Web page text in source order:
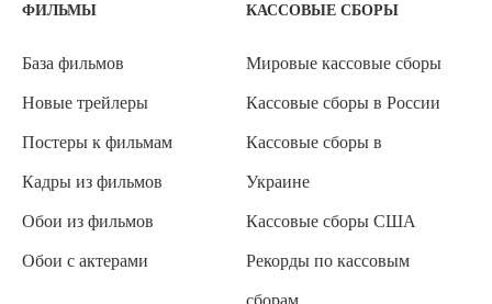
ФИЛЬМЫ
База фильмов
Новые трейлеры
Постеры к фильмам
Кадры из фильмов
Обои из фильмов
Обои с актерами
КАССОВЫЕ СБОРЫ
Мировые кассовые сборы
Кассовые сборы в России
Кассовые сборы в
Украине
Кассовые сборы США
Рекорды по кассовым
сборам